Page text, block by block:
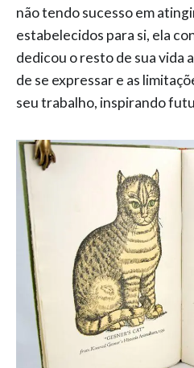
não tendo sucesso em
estabelecidos para si, ela
dedicou o resto de sua vida
de se expressar e as
seu trabalho, inspirando